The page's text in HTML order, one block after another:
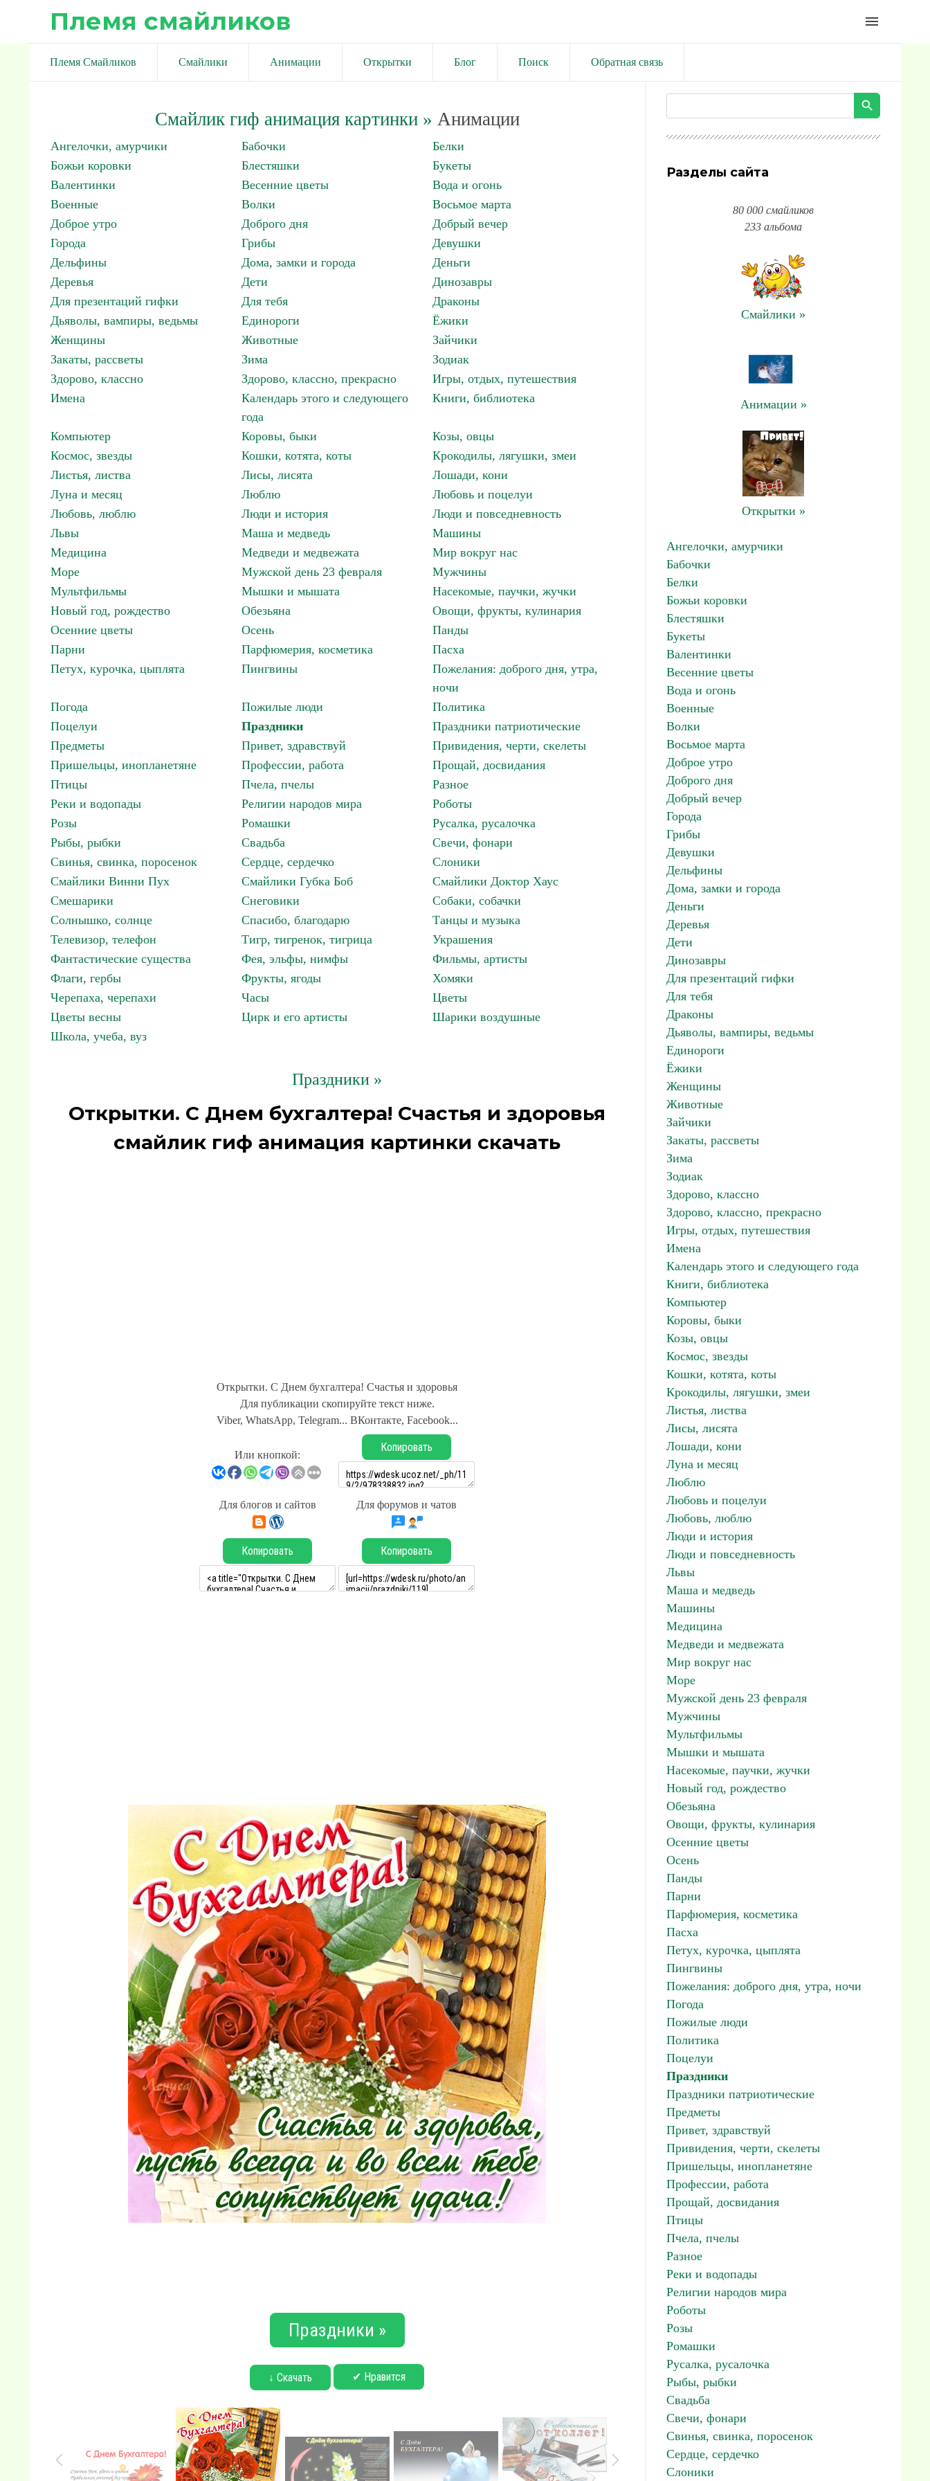
Племя смайликов menu
Племя Смайликов Смайлики Анимации Открытки Блог Поиск Обратная связь
Смайлик гиф анимация картинки» Анимации
Ангелочки, амурчики Бабочки
Белки
Божьи коровки
Блестяшки
Букеты
Валентинки
Весенние цветы
Вода и огонь
Военные
Волки
Восьмое марта
Доброе утро
Доброго дня
Добрый вечер
Города
Грибы
Девушки
Дельфины
Дома, замки и города
Деньги
Деревья
Дети
Динозавры
Для презентаций гифки
Для тебя
Драконы
Дьяволы, вампиры, ведьмы
Единороги
Ёжики
Женщины
Животные
Зайчики
Закаты, рассветы
Зима
Зодиак
Здорово, классно
Здорово, классно, прекрасно
Игры, отдых, путешествия
Имена
Календарь этого и следующего
года
Книги, библиотека
Компьютер Коровы, быки
Козы, овцы
Космос, звезды
Кошки, котята, коты
Крокодилы, лягушки, змеи
Листья, листва
Лисы, лисята
Лошади, кони
Луна и месяц
Люблю
Любовь и поцелуи
Любовь, люблю
Люди и история
Люди и повседневность
Львы
Маша и медведь
Машины
Медицина
Медведи и медвежата
Мир вокруг нас
Море
Мужской день 23 февраля
Мужчины
Мультфильмы
Мышки и мышата
Насекомые, паучки, жучки
Новый год, рождество
Обезьяна
Овощи, фрукты, кулинария
Осенние цветы
Осень
Панды
Парни
Парфюмерия, косметика
Пасха
Петух, курочка, цыплята
Пингвины
Пожелания: доброго дня, утра,
ночи
Погода
Пожилые люди
Политика
Поцелуи
Праздники
Праздники патриотические
Предметы
Привет, здравствуй
Привидения, черти, скелеты
Пришельцы, инопланетяне
Профессии, работа
Прощай, досвидания
Птицы
Пчела, пчелы
Разное
Реки и водопады
Религии народов мира
Роботы
Розы
Ромашки
Русалка, русалочка
Рыбы, рыбки
Свадьба
Свечи, фонари
Свинья, свинка, поросенок
Сердце, сердечко
Слоники
Смайлики Винни Пух
Смайлики Губка Боб
Смайлики Доктор Хаус
Смешарики
Снеговики
Собаки, собачки
Солнышко, солнце
Спасибо, благодарю
Танцы и музыка
Телевизор, телефон
Тигр, тигренок, тигрица
Украшения
Фантастические существа
Фея, эльфы, нимфы
Фильмы, артисты
Флаги, гербы
Фрукты, ягоды
Хомяки
Черепаха, черепахи
Часы
Цветы
Цветы весны
Цирк и его артисты
Шарики воздушные
Школа, учеба, вуз
Праздники »
Открытки. С Днем бухгалтера! Счастья и здоровья
смайлик гиф анимация картинки скачать
Открытки. С Днем бухгалтера! Счастья и здоровья
Для публикации скопируйте текст ниже.
Viber, WhatsApp, Telegram... ВКонтакте, Facebook...
Или кнопкой:
Копировать
Для блогов и сайтов Для форумов и чатов
Копировать Копировать
Праздники »
↓ Скачать ✔ Нравится
Разделы сайта
80 000 смайликов
233 альбома
Смайлики »
Анимации »
Открытки »
Ангелочки, амурчики
Бабочки
Белки
Божьи коровки
Блестяшки
Букеты
Валентинки
Весенние цветы
Вода и огонь
Военные
Волки
Восьмое марта
Доброе утро
Доброго дня
Добрый вечер
Города
Грибы
Девушки
Дельфины
Дома, замки и города
Деньги
Деревья
Дети
Динозавры
Для презентаций гифки
Для тебя
Драконы
Дьяволы, вампиры, ведьмы
Единороги
Ёжики
Женщины
Животные
Зайчики
Закаты, рассветы
Зима
Зодиак
Здорово, классно
Здорово, классно, прекрасно
Игры, отдых, путешествия
Имена
Календарь этого и следующего года
Книги, библиотека
Компьютер
Коровы, быки
Козы, овцы
Космос, звезды
Кошки, котята, коты
Крокодилы, лягушки, змеи
Листья, листва
Лисы, лисята
Лошади, кони
Луна и месяц
Люблю
Любовь и поцелуи
Любовь, люблю
Люди и история
Люди и повседневность
Львы
Маша и медведь
Машины
Медицина
Медведи и медвежата
Мир вокруг нас
Море
Мужской день 23 февраля
Мужчины
Мультфильмы
Мышки и мышата
Насекомые, паучки, жучки
Новый год, рождество
Обезьяна
Овощи, фрукты, кулинария
Осенние цветы
Осень
Панды
Парни
Парфюмерия, косметика
Пасха
Петух, курочка, цыплята
Пингвины
Пожелания: доброго дня, утра, ночи
Погода
Пожилые люди
Политика
Поцелуи
Праздники
Праздники патриотические
Предметы
Привет, здравствуй
Привидения, черти, скелеты
Пришельцы, инопланетяне
Профессии, работа
Прощай, досвидания
Птицы
Пчела, пчелы
Разное
Реки и водопады
Религии народов мира
Роботы
Розы
Ромашки
Русалка, русалочка
Рыбы, рыбки
Свадьба
Свечи, фонари
Свинья, свинка, поросенок
Сердце, сердечко
Слоники